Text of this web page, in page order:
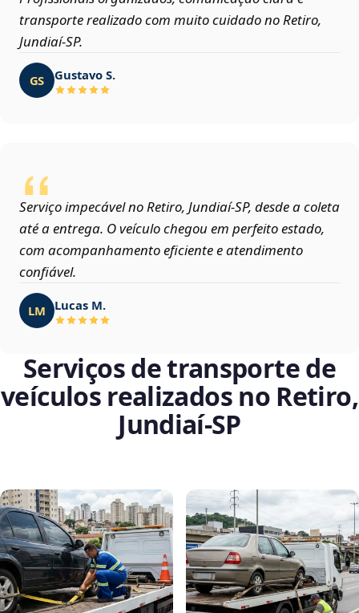
transporte realizado com muito cuidado no Retiro,
Jundiaí‑SP.
GS Gustavo S.
Serviço impecável no Retiro, Jundiaí‑SP, desde a coleta
até a entrega. O veículo chegou em perfeito estado,
com acompanhamento eficiente e atendimento
confiável.
LM Lucas M.
Serviços de transporte de
veículos realizados no Retiro,
Jundiaí‑SP